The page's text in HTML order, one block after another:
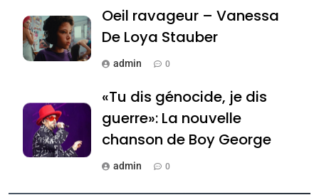
Oeil ravageur – Vanessa
De Loya Stauber
admin 0
«Tu dis génocide, je dis
guerre»: La nouvelle
chanson de Boy George
admin 0
Tafraout, le miel de Tadla
Azilal consacrés produits
du terroir
DAFINA MAROC
Oeil ravageur – Vanessa
De Loya Stauber